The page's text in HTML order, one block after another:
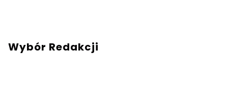
Wybór Redakcji